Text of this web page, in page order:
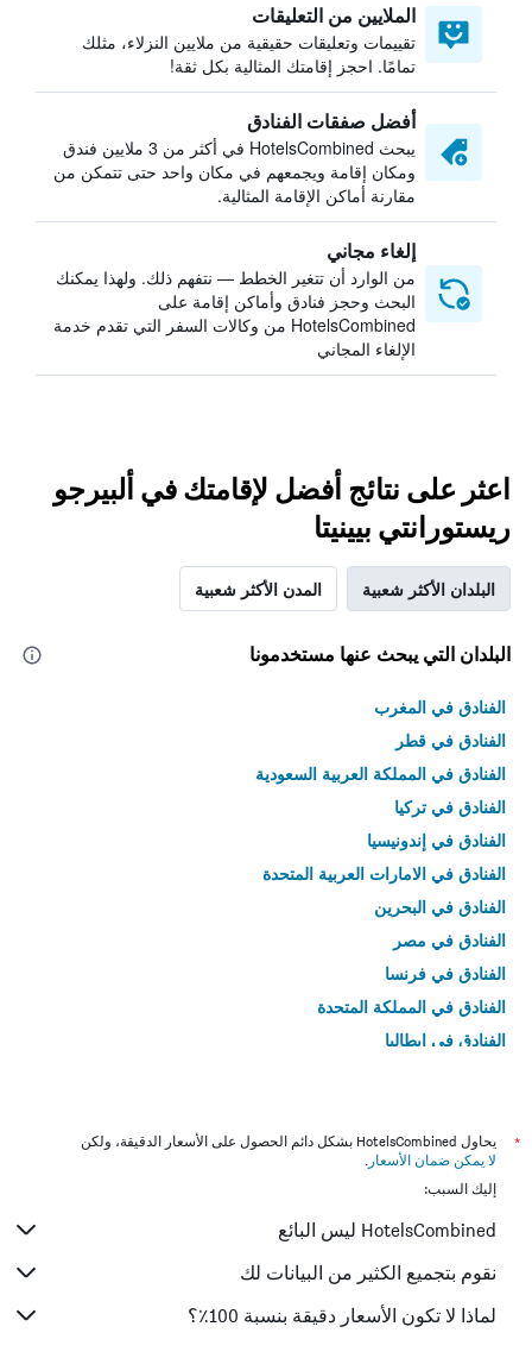
الملايين من التعليقات
تقييمات وتعليقات حقيقية من ملايين النزلاء، مثلك
تمامًا. احجز إقامتك المثالية بكل ثقة!
أفضل صفقات الفنادق
يبحث HotelsCombined في أكثر من 3 ملايين فندق
ومكان إقامة ويجمعهم في مكان واحد حتى تتمكن من
مقارنة أماكن الإقامة المثالية.
إلغاء مجاني
من الوارد أن تتغير الخطط — نتفهم ذلك. ولهذا يمكنك
البحث وحجز فنادق وأماكن إقامة على
HotelsCombined من وكالات السفر التي تقدم خدمة
الإلغاء المجاني
اعثر على نتائج أفضل لإقامتك في ألبيرجو
ريستورانتي بيينيتا
البلدان الأكثر شعبية المدن الأكثر شعبية
البلدان التي يبحث عنها مستخدمونا
الفنادق في المغرب
الفنادق في قطر
الفنادق في المملكة العربية السعودية
الفنادق في تركيا
الفنادق في إندونيسيا
الفنادق في الامارات العربية المتحدة
الفنادق في البحرين
الفنادق في مصر
الفنادق في فرنسا
الفنادق في المملكة المتحدة
الفنادق في إيطاليا
*
يحاول HotelsCombined بشكل دائم الحصول على الأسعار الدقيقة، ولكن
لا يمكن ضمان الأسعار .
إليك السبب:
HotelsCombined ليس البائع
نقوم بتجميع الكثير من البيانات لك
لماذا لا تكون الأسعار دقيقة بنسبة 100٪؟